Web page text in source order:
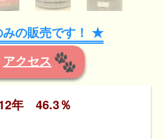
の販売です！ ★
アクセス
年 46.3％